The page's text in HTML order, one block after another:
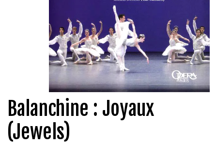
Balanchine : Joyaux
(Jewels)